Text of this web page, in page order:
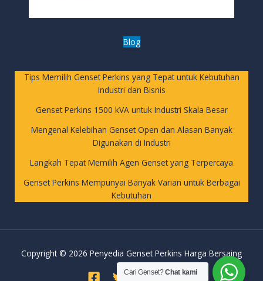
Blog
Tips Memilih Genset Perkins yang Tepat untuk Kebutuhan
Industri dan Bisnis
Genset Perkins 1500 kVA untuk Industri Skala Besar
Mengenal Kelebihan Genset Open dan Alasan Banyak
Digunakan di Industri
Langkah Tepat Memilih Agen Genset yang Terpercaya
Genset Perkins Mempunyai Banyak Varian untuk Berbagai
Kebutuhan
Copyright © 2026 Penyedia Genset Perkins Harga Bersaing
Cari Genset?Chat kami